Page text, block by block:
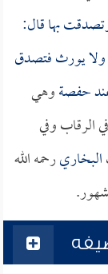
بها قال:
ولا يورث فتصدق
حفصةوهي
الرقاب وفي
البخاريرحمه الله